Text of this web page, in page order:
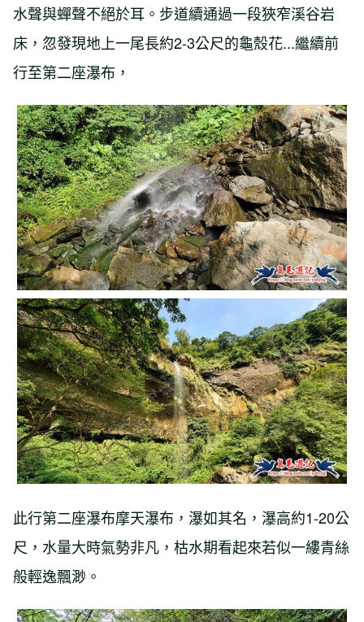
水聲與蟬聲不絕於耳。步道續通過一段狹窄溪谷岩
床，忽發現地上一尾長約2-3公尺的龜殼花...繼續前
行至第二座瀑布，
此行第二座瀑布摩天瀑布，瀑如其名，瀑高約1-20公
尺，水量大時氣勢非凡，枯水期看起來若似一縷青絲
般輕逸飄渺。